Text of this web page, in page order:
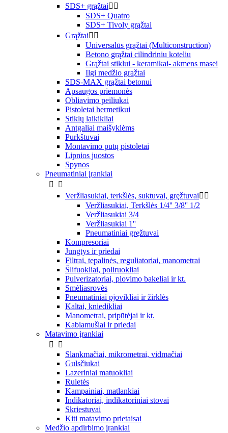
SDS+ grąžtai 
SDS+ Quatro
SDS+ Tivoly grąžtai
Grąžtai 
Universalūs grąžtai (Multiconstruction)
Betono grąžtai cilindriniu koteliu
Grąžtai stiklui - keramikai- akmens masei
Ilgi medžio grąžtai
SDS-MAX grąžtai betonui
Apsaugos priemonės
Obliavimo peiliukai
Pistoletai hermetikui
Stiklų laikikliai
Antgaliai maišyklėms
Purkštuvai
Montavimo putų pistoletai
Lipnios juostos
Spynos
Pneumatiniai įrankiai


Veržliasukiai, terkšlės, suktuvai, gręžtuvai 
Veržliasukiai, Terkšlės 1/4'' 3/8'' 1/2
Veržliasukiai 3/4
Veržliasukiai 1''
Pneumatiniai gręžtuvai
Kompresoriai
Jungtys ir priedai
Filtrai, tepalinės, reguliatoriai, manometrai
Šlifuokliai, poliruokliai
Pulverizatoriai, plovimo bakeliai ir kt.
Smėliasrovės
Pneumatiniai pjovikliai ir žirklės
Kaltai, kniedikliai
Manometrai, pripūtėjai ir kt.
Kabiamušiai ir priedai
Matavimo įrankiai


Slankmačiai, mikrometrai, vidmačiai
Gulsčiukai
Lazeriniai matuokliai
Ruletės
Kampainiai, matlankiai
Indikatoriai, indikatoriniai stovai
Skriestuvai
Kiti matavimo prietaisai
Medžio apdirbimo įrankiai